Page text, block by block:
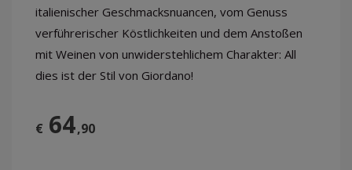
italienischer Geschmacksnuancen, vom Genuss
verführerischer Köstlichkeiten und dem Anstoßen
mit Weinen von unwiderstehlichem Charakter: All
dies ist der Stil von Giordano!
€ 64,90